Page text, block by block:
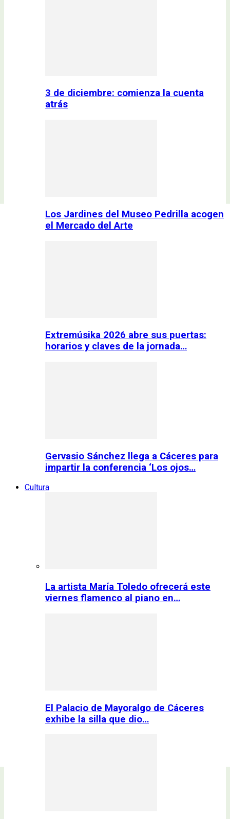
3 de diciembre: comienza la cuenta
atrás
Los Jardines del Museo Pedrilla acogen
el Mercado del Arte
Extremúsika 2026 abre sus puertas:
horarios y claves de la jornada…
Gervasio Sánchez llega a Cáceres para
impartir la conferencia ‘Los ojos…
Cultura
La artista María Toledo ofrecerá este
viernes flamenco al piano en…
El Palacio de Mayoralgo de Cáceres
exhibe la silla que dio…